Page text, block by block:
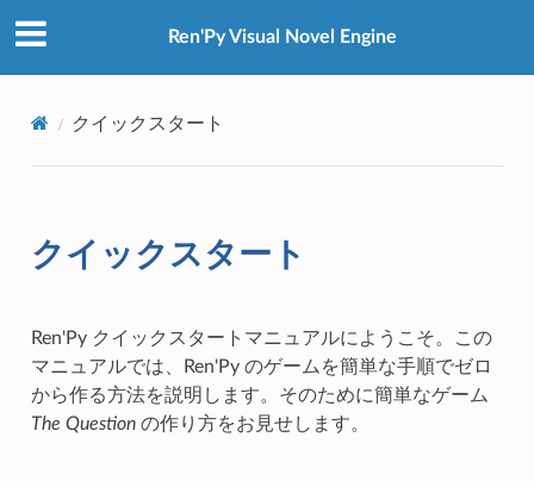
Ren'Py Visual Novel Engine
クイックスタート
クイックスタート
Ren'Py クイックスタートマニュアルにようこそ。この
マニュアルでは、Ren'Py のゲームを簡単な手順でゼロ
から作る方法を説明します。そのために簡単なゲーム
The Questionの作り方をお見せします。